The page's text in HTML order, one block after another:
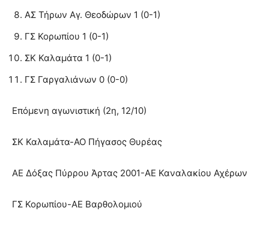
ΑΣ Τήρων Αγ. Θεοδώρων 1 (0-1)
ΓΣ Κορωπίου 1 (0-1)
ΣΚ Καλαμάτα 1 (0-1)
ΓΣ Γαργαλιάνων 0 (0-0)
Επόμενη αγωνιστική (2η, 12/10)
ΣΚ Καλαμάτα-ΑΟ Πήγασος Θυρέας
ΑΕ Δόξας Πύρρου Άρτας 2001-ΑΕ Καναλακίου Αχέρων
ΓΣ Κορωπίου-ΑΕ Βαρθολομιού